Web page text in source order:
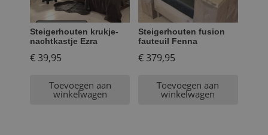
Steigerhouten krukje-
nachtkastje Ezra
€39,95
Toevoegen aan
winkelwagen
Steigerhouten fusion
fauteuil Fenna
€379,95
Toevoegen aan
winkelwagen